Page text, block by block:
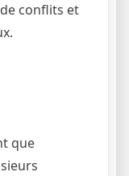
conflits et
que